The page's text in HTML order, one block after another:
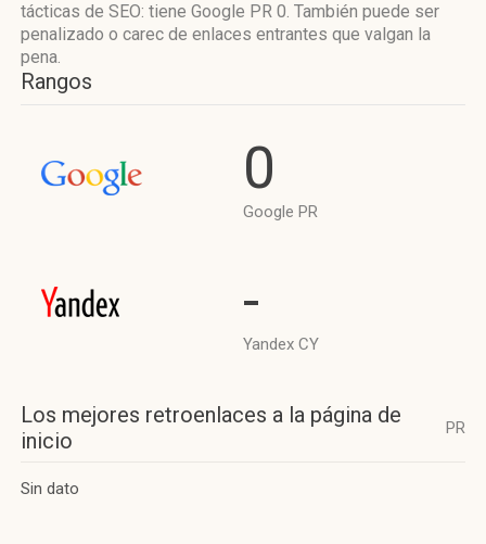
tácticas de SEO: tiene Google PR 0. También puede ser
penalizado o carec de enlaces entrantes que valgan la
pena.
Rangos
0
Google PR
-
Yandex CY
Los mejores retroenlaces a la página de
inicio
PR
Sin dato